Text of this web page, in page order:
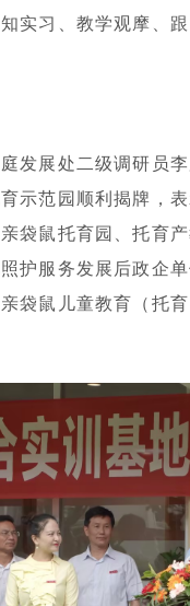
实习、教学观摩、
发展处二级调研员
示范园顺利揭牌，
袋鼠托育园、托育
护服务发展后政企
袋鼠儿童教育（托